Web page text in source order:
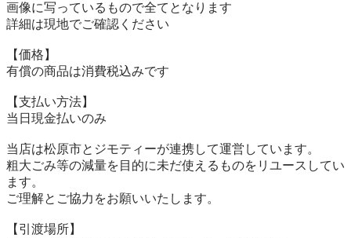
画像に写っているもので全てとなります
詳細は現地でご確認ください
【価格】
有償の商品は消費税込みです
【⽀払い⽅法】
当⽇現⾦払いのみ
当店は松原市とジモティーが連携して運営しています。
粗⼤ごみ等の減量を⽬的に未だ使えるものをリユースしてい
ます。
ご理解とご協力をお願いいたします。
【引渡場所】